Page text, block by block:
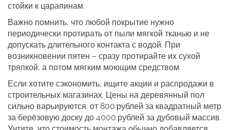
стойки к царапинам.
Важно помнить, что любой покрытие нужно
периодически протирать от пыли мягкой тканью и не
допускать длительного контакта с водой. При
возникновении пятен – сразу протирайте их сухой
тряпкой, а потом мягким моющим средством.
Если хотите сэкономить, ищите акции и распродажи в
строительных магазинах. Цены на деревянный пол
сильно варьируются: от 800 рублей за квадратный метр
за берёзовую доску до 4000 рублей за дубовый массив.